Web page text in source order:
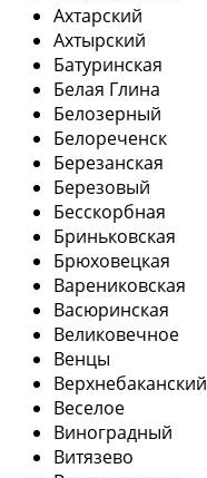
Ахтарский
Ахтырский
Батуринская
Белая Глина
Белозерный
Белореченск
Березанская
Березовый
Бесскорбная
Бриньковская
Брюховецкая
Варениковская
Васюринская
Великовечное
Венцы
Верхнебаканский
Веселое
Виноградный
Витязево